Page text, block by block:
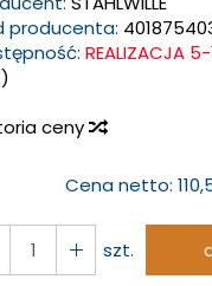
producenta:
REALIZACJA
ceny
Cena netto:
szt.